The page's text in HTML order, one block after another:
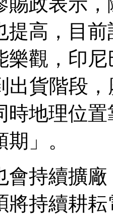
提高，目
樂觀，印
出貨階段
時地理位
」。
會持續擴
將持續耕